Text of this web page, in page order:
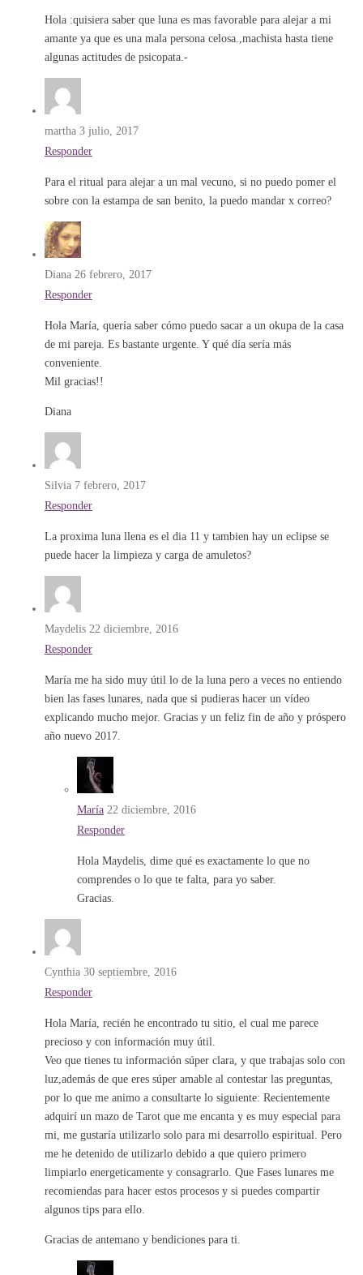
Hola :quisiera saber que luna es mas favorable para alejar a mi
amante ya que es una mala persona celosa.,machista hasta tiene
algunas actitudes de psicopata.-
martha 3 julio, 2017
Responder
Para el ritual para alejar a un mal vecuno, si no puedo pomer el
sobre con la estampa de san benito, la puedo mandar x correo?
Diana 26 febrero, 2017
Responder
Hola María, quería saber cómo puedo sacar a un okupa de la casa
de mi pareja. Es bastante urgente. Y qué día sería más
conveniente.
Mil gracias!!
Diana
Silvia 7 febrero, 2017
Responder
La proxima luna llena es el dia 11 y tambien hay un eclipse se
puede hacer la limpieza y carga de amuletos?
Maydelis 22 diciembre, 2016
Responder
María me ha sido muy útil lo de la luna pero a veces no entiendo
bien las fases lunares, nada que si pudieras hacer un vídeo
explicando mucho mejor. Gracias y un feliz fin de año y próspero
año nuevo 2017.
María 22 diciembre, 2016
Responder
Hola Maydelis, dime qué es exactamente lo que no
comprendes o lo que te falta, para yo saber.
Gracias.
Cynthia 30 septiembre, 2016
Responder
Hola María, recién he encontrado tu sitio, el cual me parece
precioso y con información muy útil.
Veo que tienes tu información súper clara, y que trabajas solo con
luz,además de que eres súper amable al contestar las preguntas,
por lo que me animo a consultarte lo siguiente: Recientemente
adquirí un mazo de Tarot que me encanta y es muy especial para
mi, me gustaría utilizarlo solo para mi desarrollo espiritual. Pero
me he detenido de utilizarlo debido a que quiero primero
limpiarlo energeticamente y consagrarlo. Que Fases lunares me
recomiendas para hacer estos procesos y si puedes compartir
algunos tips para ello.
Gracias de antemano y bendiciones para ti.